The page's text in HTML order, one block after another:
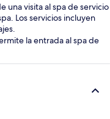
una visita al spa de servicio
Los servicios incluyen
la entrada al spa de